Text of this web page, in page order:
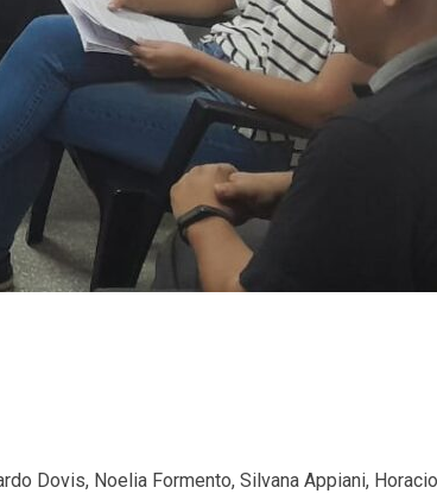
Dovis, Noelia Formento, Silvana Appiani,